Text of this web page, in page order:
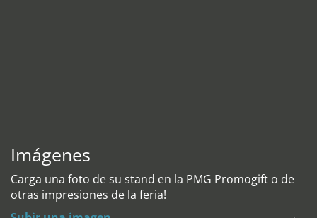
Imágenes
Carga una foto de su stand en la PMG Promogift o de
otras impresiones de la feria!